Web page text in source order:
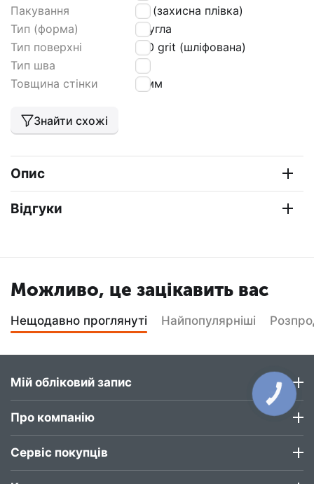
Пакування
РЕ (захисна плівка)
Тип (форма)
кругла
Тип поверхні
180 grit (шліфована)
Тип шва
tig
Товщина стінки
2 мм
Знайти схожі
Опис
Відгуки
Можливо, це зацікавить вас
Нещодавно проглянуті Найпопулярніші
Мій обліковий запис
Про компанію
Сервіс покупців
КНОПКА
ЗВ'ЯЗКУ